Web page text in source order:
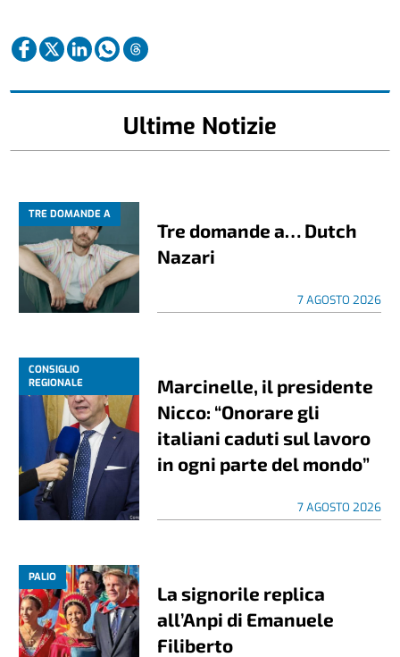
Ultime Notizie
TRE DOMANDE A
Tre domande a… Dutch
Nazari
7 AGOSTO 2026
CONSIGLIO
REGIONALE
Marcinelle, il presidente
Nicco: “Onorare gli
italiani caduti sul lavoro
in ogni parte del mondo”
7 AGOSTO 2026
PALIO
La signorile replica
all’Anpi di Emanuele
Filiberto